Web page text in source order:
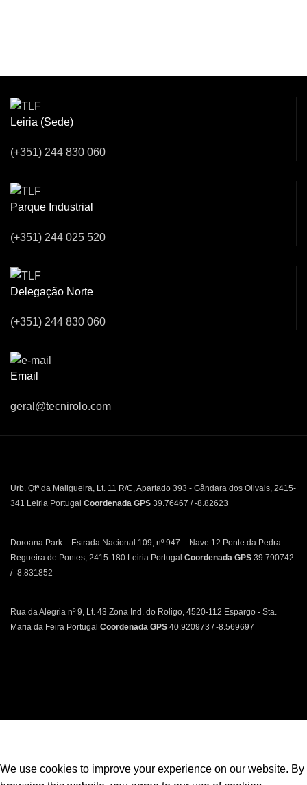
Leiria (Sede)
(+351) 244 830 060
Parque Industrial
(+351) 244 025 520
Delegação Norte
(+351) 244 830 060
Email
geral@tecnirolo.com
Urb. Qtª da Maligueira, Lt. 11 R/C, Apartado 393 - Gândara dos Olivais, 2415-
341 Leiria Portugal Coordenada GPS 39.76467 / -8.82623
Doroana Park – Estrada Nacional 109, nº 947 – Nave 12 Ponte da Pedra –
Regueira de Pontes, 2415-180 Leiria Portugal Coordenada GPS 39.790742
/ -8.831852
Rua da Alegria nº 9, Lt. 43 Zona Ind. do Roligo, 4520-112 Espargo - Sta.
Maria da Feira Portugal Coordenada GPS 40.920973 / -8.569697
We use cookies to improve your experience on our website. By